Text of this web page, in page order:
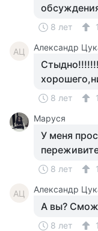
8 лет 1
АЦ Александр
8 лет
1
Маруся
У меня
8 лет 1
АЦ Александр
А вы?
8 лет 1